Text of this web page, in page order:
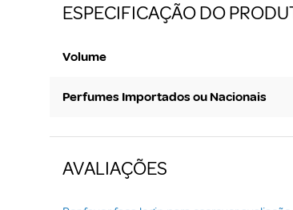
ESPECIFICAÇÃO DO
Volume
Perfumes Importados ou Nacionais
AVALIAÇÕES